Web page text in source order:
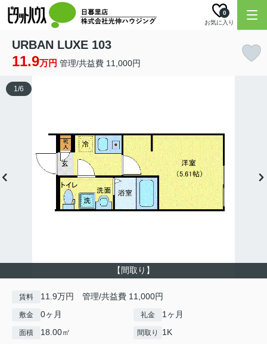
お気に入り
0
URBAN LUXE 103
11.9万円 管理/共益費 11,000円
【間取り】
1/6
賃料 11.9万円 管理/共益費 11,000円
敷金 0ヶ月 礼金 1ヶ月
面積 18.00㎡ 間取り 1K